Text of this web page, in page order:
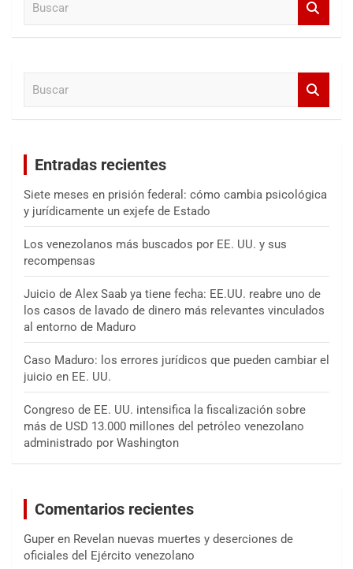
Entradas recientes
Siete meses en prisión federal: cómo cambia psicológica
y jurídicamente un exjefe de Estado
Los venezolanos más buscados por EE. UU. y sus
recompensas
Juicio de Alex Saab ya tiene fecha: EE.UU. reabre uno de
los casos de lavado de dinero más relevantes vinculados
al entorno de Maduro
Caso Maduro: los errores jurídicos que pueden cambiar el
juicio en EE. UU.
Congreso de EE. UU. intensifica la fiscalización sobre
más de USD 13.000 millones del petróleo venezolano
administrado por Washington
Comentarios recientes
Guper en Revelan nuevas muertes y deserciones de
oficiales del Ejército venezolano